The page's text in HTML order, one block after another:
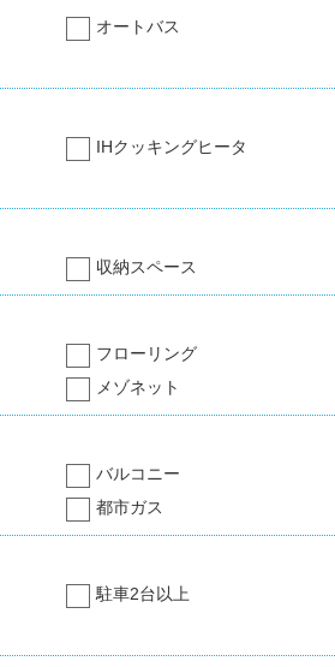
オートバス
IHクッキングヒータ
収納スペース
フローリング
メゾネット
バルコニー
都市ガス
駐車2台以上